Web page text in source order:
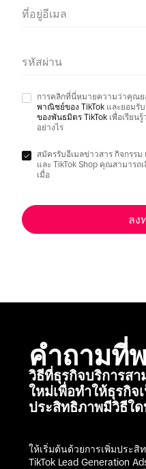
ที่อยู่อีเมล
รหัสผ่าน
การคลิกที่นี่หมายความว่าคุณย
พาณิชย์ของ TikTok และยอมรั
ของพันธมิตร TikTok เพื่อเรียน
อย่างไร
สมัครรับอีเมลข่าวสาร กิจกรรม
และ TikTok Shop คุณสามารถ
เมื่อ
ลง
คำถามที่
วิธีที่ธุรกิจบริการสา
ใหม่เพื่อทำให้ธุรกิจ
ประสิทธิภาพมีวิธีใด
ให้เริ่มต้นด้วยการเพิ่มประ
TikTok Lead Generation